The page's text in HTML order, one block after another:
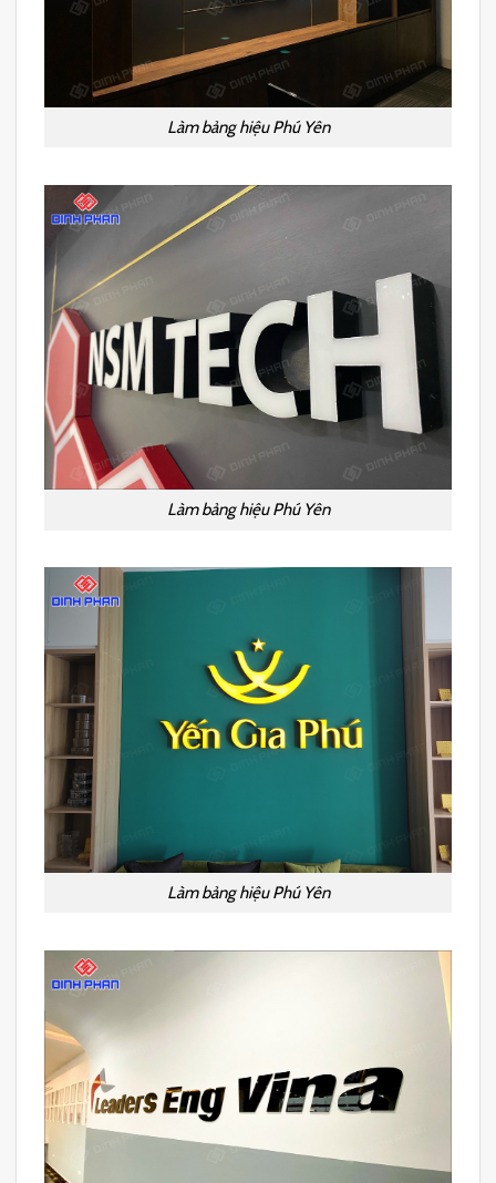
Làm bảng hiệu Phú Yên
Làm bảng hiệu Phú Yên
Làm bảng hiệu Phú Yên